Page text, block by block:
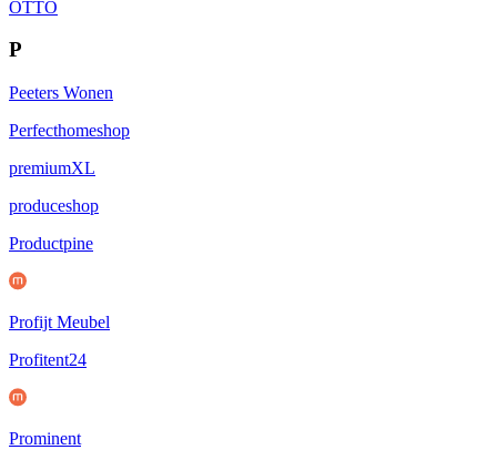
OTTO
P
Peeters Wonen
Perfecthomeshop
premiumXL
produceshop
Productpine
Profijt Meubel
Profitent24
Prominent